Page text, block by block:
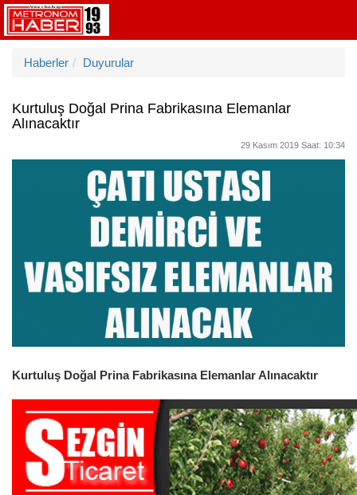
Haberler Duyurular
Kurtuluş Doğal Prina Fabrikasına Elemanlar
Alınacaktır
29 Kasım 2019 Saat: 10:34
Kurtuluş Doğal Prina Fabrikasına Elemanlar Alınacaktır